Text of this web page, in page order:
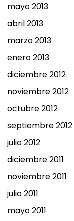
mayo 2013
abril 2013
marzo 2013
enero 2013
diciembre 2012
noviembre 2012
octubre 2012
septiembre 2012
julio 2012
diciembre 2011
noviembre 2011
julio 2011
mayo 2011